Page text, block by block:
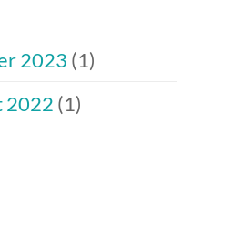
2023 (1)
2022 (1)